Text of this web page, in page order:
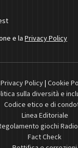
e la Privacy Policy
Privacy Policy| Cookie
sulla diversità e
Codice etico e di
Linea Editoriale
giochi
Fact Check